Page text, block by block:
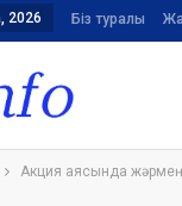
2026 Біз туралы
Акция аясында